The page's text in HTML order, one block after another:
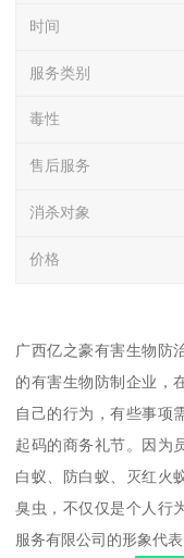
时间
服务类别
毒性
售后服务
消杀对象
价格
广西亿之豪有害生物防
的有害生物防制企业，
自己的行为，有些事项
起码的商务礼节。因为
白蚁、防白蚁、灭红火
臭虫，不仅仅是个人行
服务有限公司的形象代表